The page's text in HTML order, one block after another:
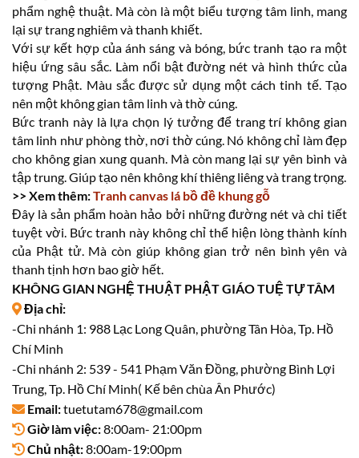
phẩm nghệ thuật. Mà còn là một biểu tượng tâm linh, mang
lại sự trang nghiêm và thanh khiết.
Với sự kết hợp của ánh sáng và bóng, bức tranh tạo ra một
hiệu ứng sâu sắc. Làm nổi bật đường nét và hình thức của
tượng Phật. Màu sắc được sử dụng một cách tinh tế. Tạo
nên một không gian tâm linh và thờ cúng.
Bức tranh này là lựa chọn lý tưởng để trang trí không gian
tâm linh như phòng thờ, nơi thờ cúng. Nó không chỉ làm đẹp
cho không gian xung quanh. Mà còn mang lại sự yên bình và
tập trung. Giúp tạo nên không khí thiêng liêng và trang trọng.
>> Xem thêm:Tranh canvas lá bồ đề khung gỗ
Đây là sản phẩm hoàn hảo bởi những đường nét và chi tiết
tuyệt vời. Bức tranh này không chỉ thể hiện lòng thành kính
của Phật tử. Mà còn giúp không gian trở nên bình yên và
thanh tịnh hơn bao giờ hết.
KHÔNG GIAN NGHỆ THUẬT PHẬT GIÁO TUỆ TỰ TÂM
Địa chỉ:
-Chi nhánh 1: 988 Lạc Long Quân, phường Tân Hòa, Tp. Hồ
Chí Minh
-Chi nhánh 2: 539 - 541 Phạm Văn Đồng, phường Bình Lợi
Trung, Tp. Hồ Chí Minh( Kế bên chùa Ân Phước)
Email:tuetutam678@gmail.com
Giờ làm việc:8:00am- 21:00pm
Chủ nhật:8:00am-19:00pm